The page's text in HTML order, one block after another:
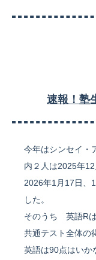
速報！塾
今年はシンセイ・
内２人は2025年
2026年1月17日、
した。
そのうち 英語Rは
共通テスト全体の
英語は90点はいか